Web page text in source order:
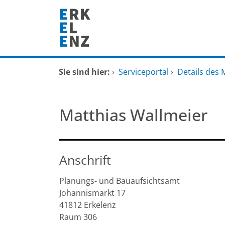
Zum Hauptinhalt springen
Startseite
Mitarbeitende A-Z
FAQ
Sie sind hier: › Serviceportal › Details des
Matthias Wallmeier
Anschrift
Planungs- und Bauaufsichtsamt
Johannismarkt 17
41812 Erkelenz
Raum 306